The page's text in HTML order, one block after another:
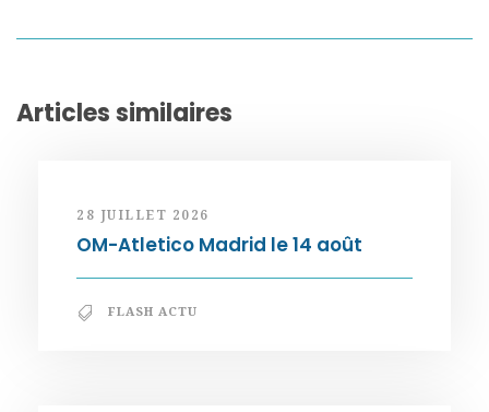
Articles similaires
28 JUILLET 2026
OM-Atletico Madrid le 14 août
FLASH ACTU